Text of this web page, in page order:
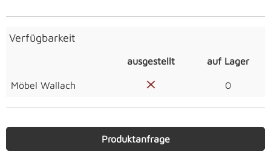
Verfügbarkeit
ausgestellt auf Lager
Möbel Wallach 0
Produktanfrage